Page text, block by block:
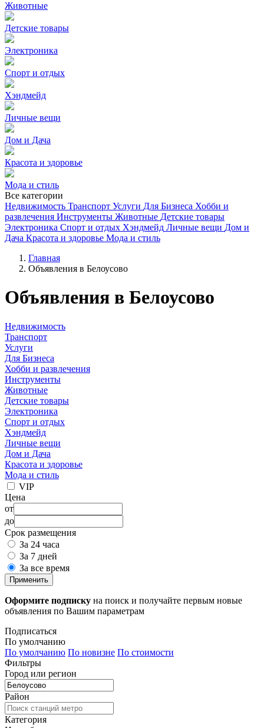
Животные
Детские товары
Электроника
Спорт и отдых
Хэндмейд
Личные вещи
Дом и Дача
Красота и здоровье
Мода и стиль
Все категории
Недвижимость Транспорт Услуги Для Бизнеса Хобби и
развлечения Инструменты Животные Детские товары
Электроника Спорт и отдых Хэндмейд Личные вещи Дом и
Дача Красота и здоровье Мода и стиль
Главная
Объявления в Белоусово
Объявления в Белоусово
Недвижимость
Транспорт
Услуги
Для Бизнеса
Хобби и развлечения
Инструменты
Животные
Детские товары
Электроника
Спорт и отдых
Хэндмейд
Личные вещи
Дом и Дача
Красота и здоровье
Мода и стиль
VIP
Цена
от
до
Срок размещения
За 24 часа
За 7 дней
За все время
Применить
Оформите подписку на поиск и получайте первым новые
объявления по Вашим параметрам
Подписаться
По умолчанию
По умолчанию По новизне По стоимости
Фильтры
Город или регион
Район
Категория